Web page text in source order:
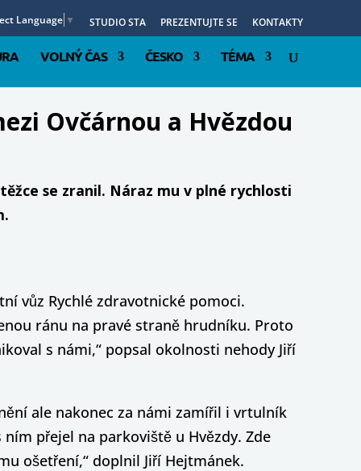
Language ▼ STUDIO STA PREZENTUJTE SE KONTAKTY
VOLNÝ ČAS ČESKO TÉMA
Ovčárnou a Hvězdou
se zranil. Náraz mu v plné rychlosti
vůz Rychlé zdravotnické pomoci.
ránu na pravé straně hrudníku. Proto
s námi,“ popsal okolnosti nehody Jiří
ale nakonec za námi zamířil i vrtulník
přejel na parkoviště u Hvězdy. Zde
ošetření,“ doplnil Jiří Hejtmánek.